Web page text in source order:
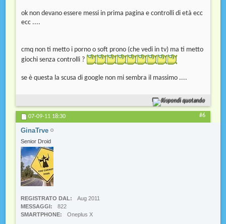
ok non devano essere messi in prima pagina e controlli di età ecc
ecc ....
cmq non ti metto i porno o soft prono (che vedi in tv) ma ti metto
giochi senza controlli ?
se è questa la scusa di google non mi sembra il massimo ....
Rispondi quotando
07-09-11 18:30 #6
GinaTrve
Senior Droid
REGISTRATO DAL
Aug 2011
MESSAGGI
822
SMARTPHONE
Oneplus X